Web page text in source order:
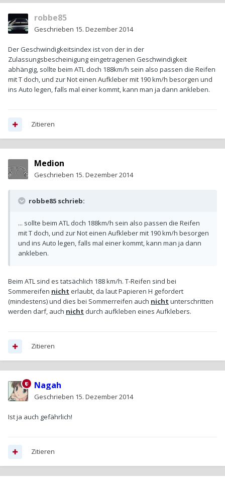
robbe85
Geschrieben 15. Dezember 2014
Der Geschwindigkeitsindex ist von der in der
Zulassungsbescheinigung eingetragenen Geschwindigkeit
abhängig, sollte beim ATL doch 188km/h sein also passen die Reifen
mit T doch, und zur Not einen Aufkleber mit 190 km/h besorgen und
ins Auto legen, falls mal einer kommt, kann man ja dann ankleben.
Zitieren
Medion
Geschrieben 15. Dezember 2014
robbe85 schrieb:
... sollte beim ATL doch 188km/h sein also passen die Reifen
mit T doch, und zur Not einen Aufkleber mit 190 km/h besorgen
und ins Auto legen, falls mal einer kommt, kann man ja dann
ankleben.
Beim ATL sind es tatsächlich 188 km/h. T-Reifen sind bei
Sommereifen nicht erlaubt, da laut Papieren H gefordert
(mindestens) und dies bei Sommerreifen auch nicht unterschritten
werden darf, auch nicht durch aufkleben eines Aufklebers.
Zitieren
Nagah
Geschrieben 15. Dezember 2014
Ist ja auch gefährlich!
Zitieren